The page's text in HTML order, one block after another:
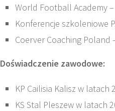
World Football Academy
Konferencje szkoleniowe
Coerver Coaching Poland
Doświadczenie zawodowe:
KP Cailisia Kalisz w
KS Stal Pleszew w latach